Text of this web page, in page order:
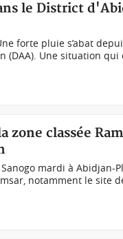
le District
forte pluie s’abat
(DAA). Une situation qui
classée
mardi à Abidjan-
notamment le site